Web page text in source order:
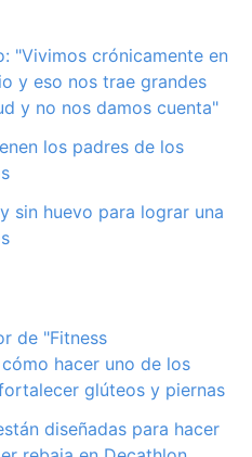
"Vivimos crónicamente en
y eso nos trae grandes
y no nos damos cuenta"
los padres de los
sin huevo para lograr una
de "Fitness
hacer uno de los
glúteos y piernas
diseñadas para hacer